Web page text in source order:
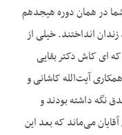
در همان دوره هیجدهم
انداختند. خیلی از
ای ‌کاش دکتر بقایی
آیت‌الله کاشانی و
نگه داشته بودند و
می‌ماند که بعد این